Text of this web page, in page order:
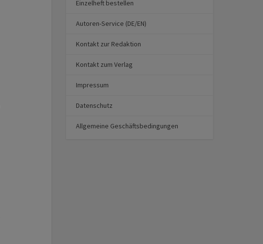
Einzelheft bestellen
Autoren-Service (DE/EN)
Kontakt zur Redaktion
Kontakt zum Verlag
Impressum
Datenschutz
Allgemeine Geschäftsbedingungen